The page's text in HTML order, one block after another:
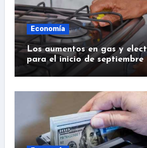
Economía
Los aumentos en gas y
para el inicio de septiembre